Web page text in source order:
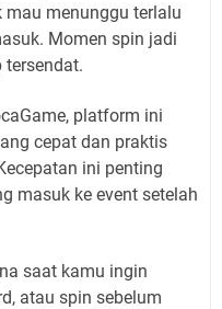
menunggu terlalu
Momen spin jadi
tersendat.
platform ini
cepat dan praktis
ini penting
masuk ke event setelah
saat kamu ingin
atau spin sebelum